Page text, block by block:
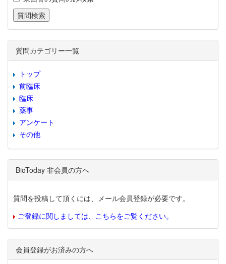
質問カテゴリー一覧
トップ
前臨床
臨床
薬事
アンケート
その他
BioToday 非会員の方へ
質問を投稿して頂くには、メール会員登録が必要です。
ご登録に関しましては、こちらをご覧ください。
会員登録がお済みの方へ